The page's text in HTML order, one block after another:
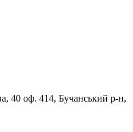
40 оф. 414, Бучанський р-н,